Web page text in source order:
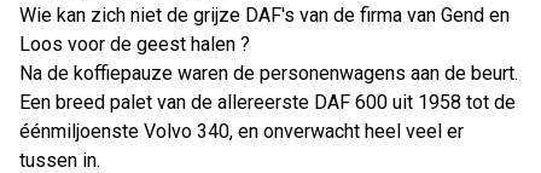
Wie kan zich niet de grijze DAF's van de firma van Gend en
Loos voor de geest halen ?
Na de koffiepauze waren de personenwagens aan de beurt.
Een breed palet van de allereerste DAF 600 uit 1958 tot de
éénmiljoenste Volvo 340, en onverwacht heel veel er
tussen in.